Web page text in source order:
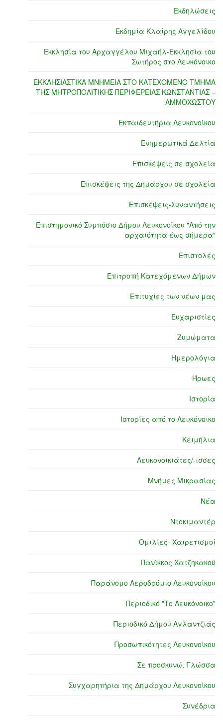
Εκδηλώσεις
Εκδημία Κλαίρης Αγγελίδου
Εκκλησία του Αρχαγγέλου Μιχαήλ-Εκκλησία του
Σωτήρος στο Λευκόνοικο
ΕΚΚΛΗΣΙΑΣΤΙΚΑ ΜΝΗΜΕΙΑ ΣΤΟ ΚΑΤΕΧΟΜΕΝΟ ΤΜΗΜΑ
ΤΗΣ ΜΗΤΡΟΠΟΛΙΤΙΚΗΣ ΠΕΡΙΦΕΡΕΙΑΣ ΚΩΝΣΤΑΝΤΙΑΣ –
ΑΜΜΟΧΩΣΤΟΥ
Εκπαιδευτήρια Λευκονοίκου
Ενημερωτικά Δελτία
Επισκέψεις σε σχολεία
Επισκέψεις της Δημάρχου σε σχολεία
Επισκέψεις-Συναντήσεις
Επιστημονικό Συμπόσιο Δήμου Λευκονοίκου "Από την
αρχαιότητα έως σήμερα"
Επιστολές
Επιτροπή Κατεχόμενων Δήμων
Επιτυχίες των νέων μας
Ευχαριστίες
Ζυμώματα
Ημερολόγια
Ήρωες
Ιστορία
Ιστορίες από το Λευκόνοικο
Κειμήλια
Λευκονοικιάτες/-ισσες
Μνήμες Μικρασίας
Νέα
Ντοκιμαντέρ
Ομιλίες- Χαιρετισμοί
Πανίκκος Χατζηκακού
Παράνομο Αεροδρόμιο Λευκονοίκου
Περιοδικό "Το Λευκόνοικο"
Περιοδικό Δήμου Αγλαντζιάς
Προσωπικότητες Λευκονοίκου
Σε προσκυνώ, Γλώσσα
Συγχαρητήρια της Δημάρχου Λευκονοίκου
Συνέδρια